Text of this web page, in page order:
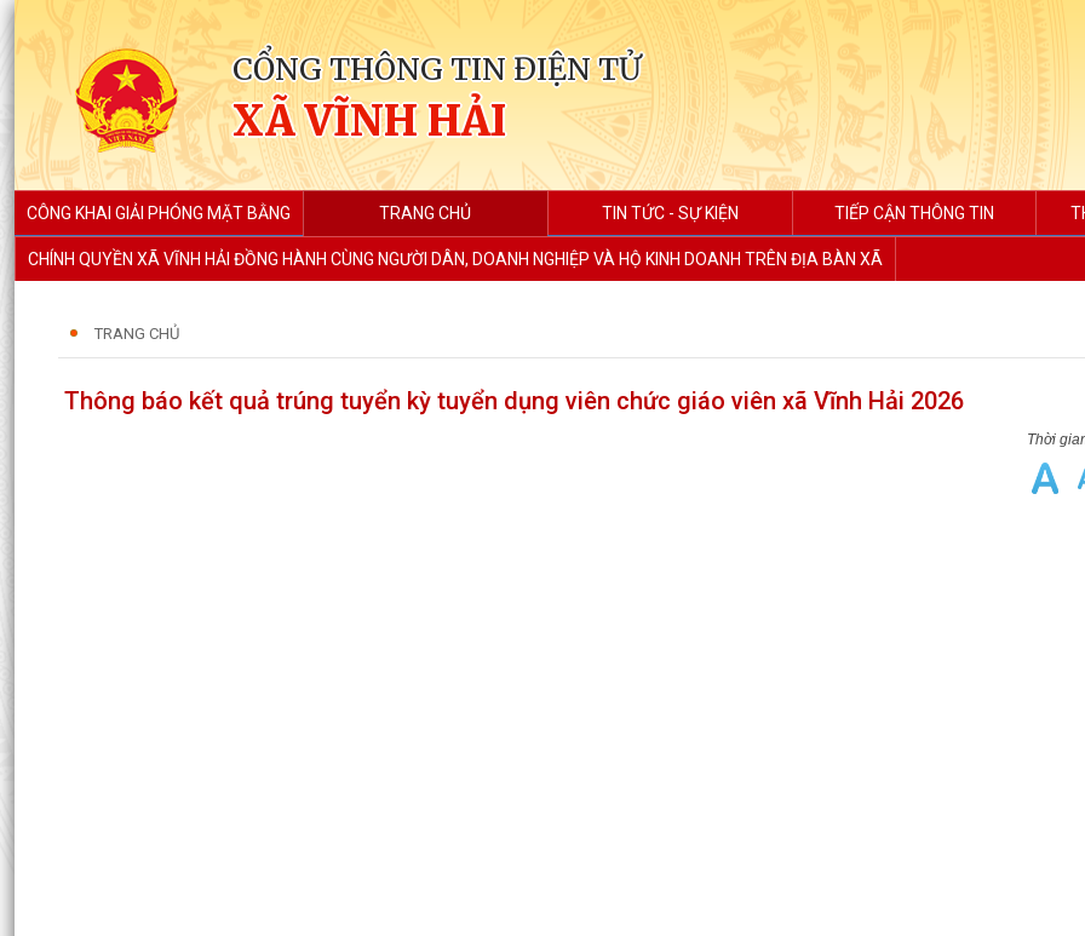
CỔNG THÔNG TIN ĐIỆN TỬ
XÃ VĨNH HẢI
CÔNG KHAI GIẢI PHÓNG MẶT BẰNG TRANG CHỦ TIN TỨC - SỰ KIỆN TIẾP CẬN THÔNG TIN
CHÍNH QUYỀN XÃ VĨNH HẢI ĐỒNG HÀNH CÙNG NGƯỜI DÂN, DOANH NGHIỆP VÀ HỘ KINH DOANH TRÊN ĐỊA BÀN XÃ
TRANG CHỦ
Thông báo kết quả trúng tuyển kỳ tuyển dụng viên chức giáo viên xã Vĩnh Hải 2026